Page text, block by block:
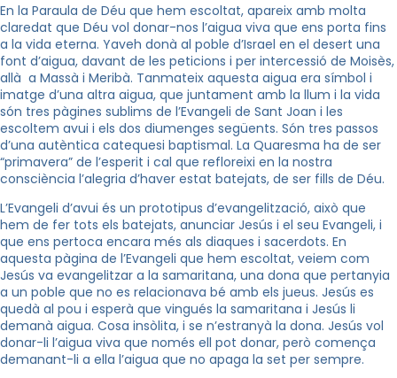
En la Paraula de Déu que hem escoltat, apareix amb molta
claredat que Déu vol donar-nos l’aigua viva que ens porta fins
a la vida eterna. Yaveh donà al poble d’Israel en el desert una
font d’aigua, davant de les peticions i per intercessió de Moisès,
allà a Massà i Meribà. Tanmateix aquesta aigua era símbol i
imatge d’una altra aigua, que juntament amb la llum i la vida
són tres pàgines sublims de l’Evangeli de Sant Joan i les
escoltem avui i els dos diumenges següents. Són tres passos
d’una autèntica catequesi baptismal. La Quaresma ha de ser
“primavera” de l’esperit i cal que refloreixi en la nostra
consciència l’alegria d’haver estat batejats, de ser fills de Déu.
L’Evangeli d’avui és un prototipus d’evangelització, això que
hem de fer tots els batejats, anunciar Jesús i el seu Evangeli, i
que ens pertoca encara més als diaques i sacerdots. En
aquesta pàgina de l’Evangeli que hem escoltat, veiem com
Jesús va evangelitzar a la samaritana, una dona que pertanyia
a un poble que no es relacionava bé amb els jueus. Jesús es
quedà al pou i esperà que vingués la samaritana i Jesús li
demanà aigua. Cosa insòlita, i se n’estranyà la dona. Jesús vol
donar-li l’aigua viva que només ell pot donar, però comença
demanant-li a ella l’aigua que no apaga la set per sempre.